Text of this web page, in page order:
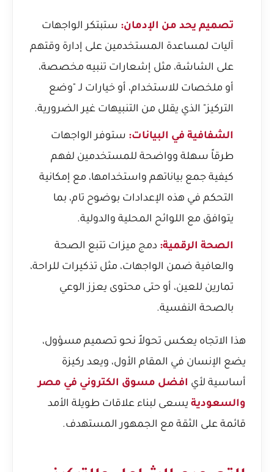
تصميم يحد من الإدمان: ستبتكر الواجهات
آليات لمساعدة المستخدمين على إدارة وقتهم
على الشاشة، مثل إشعارات تنبيه مخصصة،
أو ملخصات للاستخدام، أو خيارات لـ "وضع
التركيز" الذي يقلل من التنبيهات غير الضرورية.
الشفافية في البيانات: ستوفر الواجهات
طرقاً سهلة وواضحة للمستخدمين لفهم
كيفية جمع بياناتهم واستخدامها، مع إمكانية
التحكم في هذه الإعدادات بوضوح تام، بما
يتوافق مع اللوائح المحلية والدولية.
الصحة الرقمية: دمج ميزات تتبع الصحة
والعافية ضمن الواجهات، مثل تذكيرات للراحة،
تمارين للعين، أو حتى محتوى يعزز الوعي
بالصحة النفسية.
هذا الاتجاه يعكس تحولاً نحو تصميم مسؤول،
يضع الإنسان في المقام الأول، ويعد ركيزة
أساسية لأي افضل مسوق الكتروني في مصر
والسعودية يسعى لبناء علاقات طويلة الأمد
قائمة على الثقة مع الجمهور المستهدف.